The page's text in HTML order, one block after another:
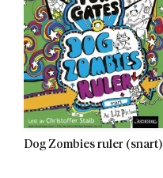
Dog Zombies ruler (snart)